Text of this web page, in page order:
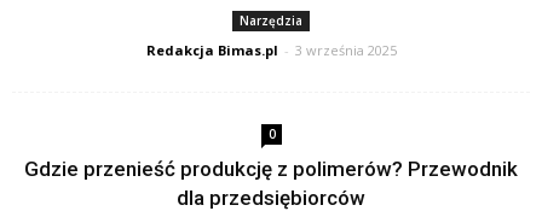
Narzędzia
Redakcja Bimas.pl - 3 września 2025
0
Gdzie przenieść produkcję z polimerów? Przewodnik
dla przedsiębiorców